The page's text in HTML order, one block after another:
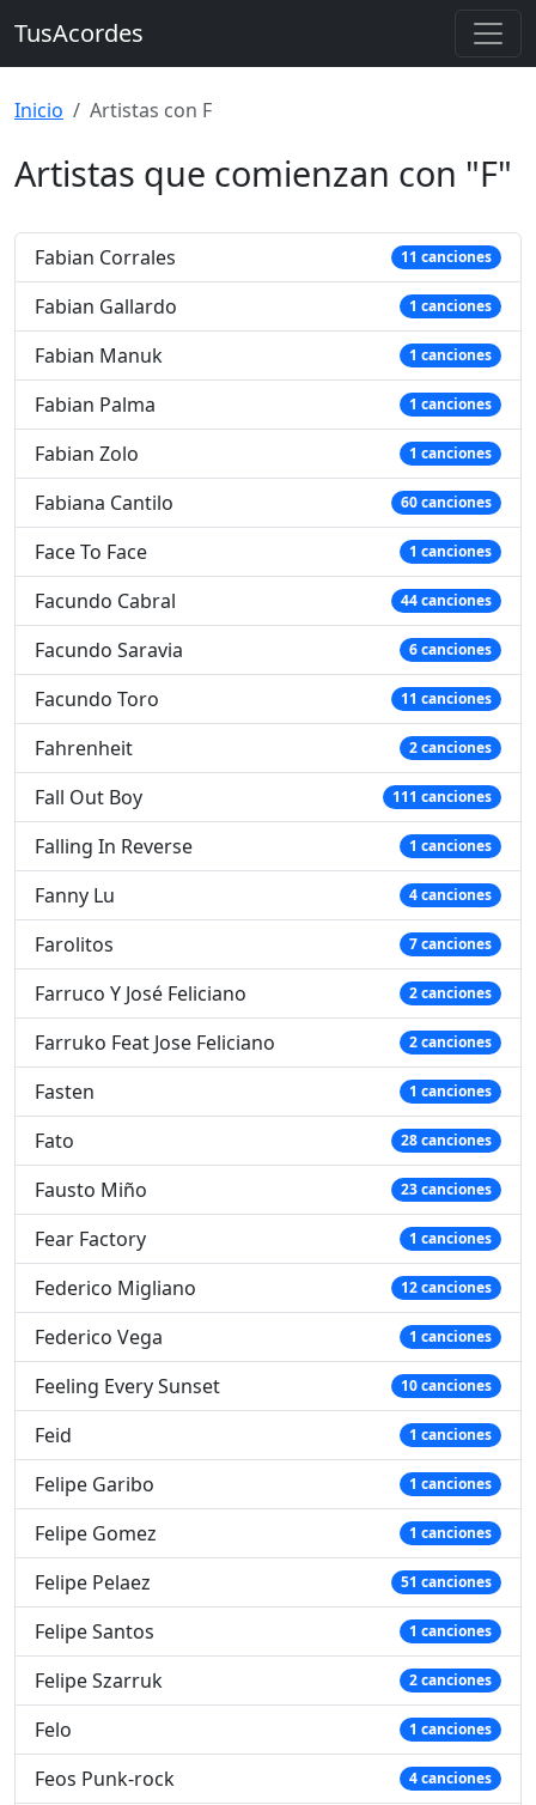
TusAcordes
Inicio Artistas con F
Artistas que comienzan con "F"
Fabian Corrales 11 canciones
Fabian Gallardo 1 canciones
Fabian Manuk 1 canciones
Fabian Palma 1 canciones
Fabian Zolo 1 canciones
Fabiana Cantilo 60 canciones
Face To Face 1 canciones
Facundo Cabral 44 canciones
Facundo Saravia 6 canciones
Facundo Toro 11 canciones
Fahrenheit 2 canciones
Fall Out Boy 111 canciones
Falling In Reverse 1 canciones
Fanny Lu 4 canciones
Farolitos 7 canciones
Farruco Y José Feliciano 2 canciones
Farruko Feat Jose Feliciano 2 canciones
Fasten 1 canciones
Fato 28 canciones
Fausto Miño 23 canciones
Fear Factory 1 canciones
Federico Migliano 12 canciones
Federico Vega 1 canciones
Feeling Every Sunset 10 canciones
Feid 1 canciones
Felipe Garibo 1 canciones
Felipe Gomez 1 canciones
Felipe Pelaez 51 canciones
Felipe Santos 1 canciones
Felipe Szarruk 2 canciones
Felo 1 canciones
Feos Punk-rock 4 canciones